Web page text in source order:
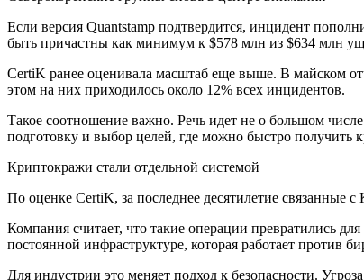
Если версия Quantstamp подтвердится, инцидент
быть причастны как минимум к $578 млн из $634 млн
CertiK ранее оценивала масштаб еще выше. В майском
этом на них приходилось около 12% всех инцидентов.
Такое соотношение важно. Речь идет не о большом
подготовку и выбор целей, где можно быстро получить
Криптокражи стали отдельной системой
По оценке CertiK, за последнее десятилетие
Компания считает, что такие операции превратились
постоянной инфраструктуре, которая работает против
Для индустрии это меняет подход к безопасности.